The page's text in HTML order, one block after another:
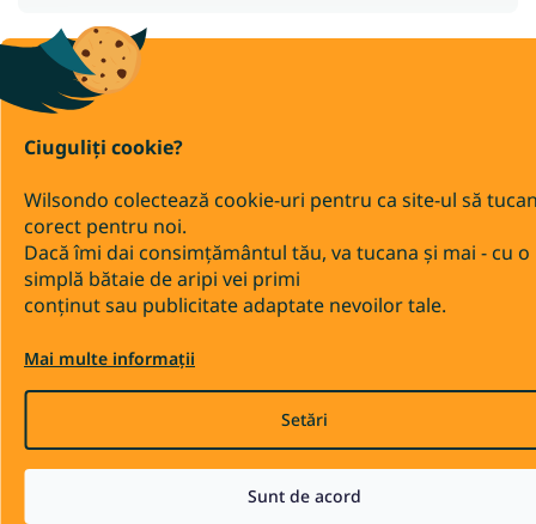
Ciuguliți cookie?
Wilsondo colectează cookie-uri pentru ca site-ul să
corect pentru noi.
Dacă îmi dai consimțământul tău, va tucana și mai - cu o
simplă bătaie de aripi vei primi
conținut sau publicitate adaptate nevoilor tale.
Mai multe informații
Setări
Sunt de acord